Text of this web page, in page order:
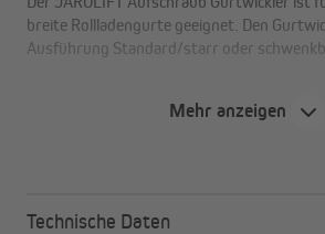
breite Rollladengurte geeignet. Den
Ausführung Standard/starr oder
Mehr anzeigen
Technische Daten